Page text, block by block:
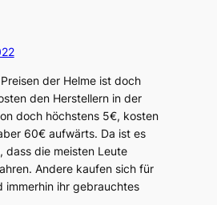
der Helme ist doch
den Herstellern in der
doch höchstens 5€, kosten
60€ aufwärts. Da ist es
dass die meisten Leute
Andere kaufen sich für
immerhin ihr gebrauchtes